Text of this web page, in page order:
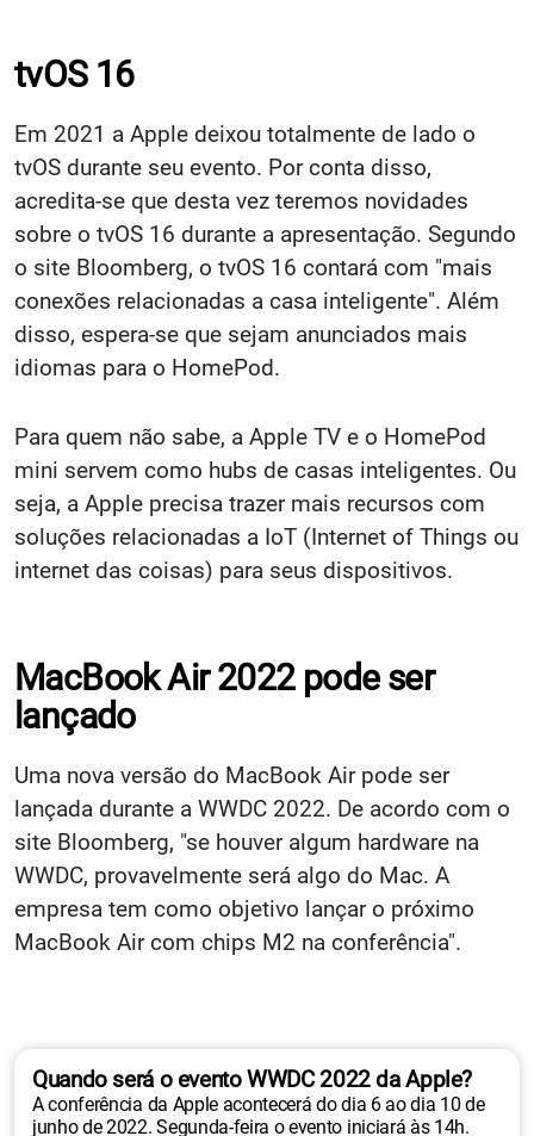
tvOS 16
Em 2021 a Apple deixou totalmente de lado o
tvOS durante seu evento. Por conta disso,
acredita-se que desta vez teremos novidades
sobre o tvOS 16 durante a apresentação. Segundo
o site Bloomberg, o tvOS 16 contará com "mais
conexões relacionadas a casa inteligente". Além
disso, espera-se que sejam anunciados mais
idiomas para o HomePod.
Para quem não sabe, a Apple TV e o HomePod
mini servem como hubs de casas inteligentes. Ou
seja, a Apple precisa trazer mais recursos com
soluções relacionadas a IoT (Internet of Things ou
internet das coisas) para seus dispositivos.
MacBook Air 2022 pode ser
lançado
Uma nova versão do MacBook Air pode ser
lançada durante a WWDC 2022. De acordo com o
site Bloomberg, "se houver algum hardware na
WWDC, provavelmente será algo do Mac. A
empresa tem como objetivo lançar o próximo
MacBook Air com chips M2 na conferência".
Quando será o evento WWDC 2022 da Apple?
A conferência da Apple acontecerá do dia 6 ao dia 10 de
junho de 2022. Segunda-feira o evento iniciará às 14h.